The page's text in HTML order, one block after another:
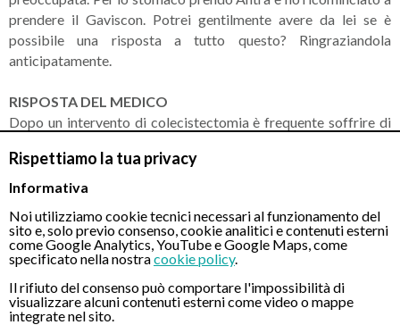
Rispettiamo la tua privacy
Informativa
Noi utilizziamo cookie tecnici necessari al funzionamento del
sito e, solo previo consenso, cookie analitici e contenuti esterni
come Google Analytics, YouTube e Google Maps, come
specificato nella nostracookie policy.
Il rifiuto del consenso può comportare l'impossibilità di
visualizzare alcuni contenuti esterni come video o mappe
integrate nel sito.
prendere il Gaviscon. Potrei gentilmente avere da lei se è
possibile una risposta a tutto questo? Ringraziandola
anticipatamente.
RISPOSTA DEL MEDICO
Dopo un intervento di colecistectomia è frequente soffrire di
alcalino e non acido, non migliora con i farmaci antiacidi.
Potrebbe giovarsi di farmaci procinetici che favoriscono lo
esempio il Peridon e il Riopan).
CONTATTI